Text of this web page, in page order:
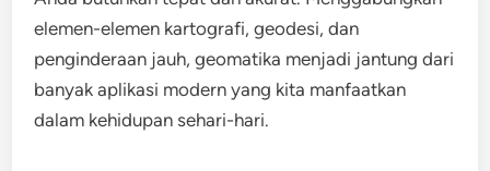
elemen-elemen kartografi, geodesi, dan
penginderaan jauh, geomatika menjadi jantung dari
banyak aplikasi modern yang kita manfaatkan
dalam kehidupan sehari-hari.